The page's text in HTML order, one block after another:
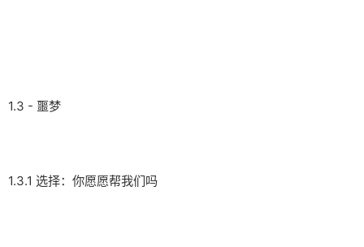
1.3 - 噩梦
1.3.1 选择：你愿愿帮我们吗